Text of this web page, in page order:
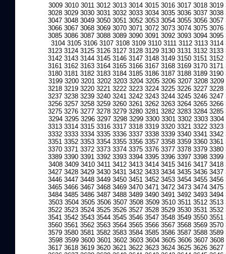
3009 3010 3011 3012 3013 3014 3015 3016 3017 3018 3019
3028 3029 3030 3031 3032 3033 3034 3035 3036 3037 3038
3047 3048 3049 3050 3051 3052 3053 3054 3055 3056 3057
3066 3067 3068 3069 3070 3071 3072 3073 3074 3075 3076
3085 3086 3087 3088 3089 3090 3091 3092 3093 3094 3095
3104 3105 3106 3107 3108 3109 3110 3111 3112 3113 3114
3123 3124 3125 3126 3127 3128 3129 3130 3131 3132 3133
3142 3143 3144 3145 3146 3147 3148 3149 3150 3151 3152
3161 3162 3163 3164 3165 3166 3167 3168 3169 3170 3171
3180 3181 3182 3183 3184 3185 3186 3187 3188 3189 3190
3199 3200 3201 3202 3203 3204 3205 3206 3207 3208 3209
3218 3219 3220 3221 3222 3223 3224 3225 3226 3227 3228
3237 3238 3239 3240 3241 3242 3243 3244 3245 3246 3247
3256 3257 3258 3259 3260 3261 3262 3263 3264 3265 3266
3275 3276 3277 3278 3279 3280 3281 3282 3283 3284 3285
3294 3295 3296 3297 3298 3299 3300 3301 3302 3303 3304
3313 3314 3315 3316 3317 3318 3319 3320 3321 3322 3323
3332 3333 3334 3335 3336 3337 3338 3339 3340 3341 3342
3351 3352 3353 3354 3355 3356 3357 3358 3359 3360 3361
3370 3371 3372 3373 3374 3375 3376 3377 3378 3379 3380
3389 3390 3391 3392 3393 3394 3395 3396 3397 3398 3399
3408 3409 3410 3411 3412 3413 3414 3415 3416 3417 3418
3427 3428 3429 3430 3431 3432 3433 3434 3435 3436 3437
3446 3447 3448 3449 3450 3451 3452 3453 3454 3455 3456
3465 3466 3467 3468 3469 3470 3471 3472 3473 3474 3475
3484 3485 3486 3487 3488 3489 3490 3491 3492 3493 3494
3503 3504 3505 3506 3507 3508 3509 3510 3511 3512 3513
3522 3523 3524 3525 3526 3527 3528 3529 3530 3531 3532
3541 3542 3543 3544 3545 3546 3547 3548 3549 3550 3551
3560 3561 3562 3563 3564 3565 3566 3567 3568 3569 3570
3579 3580 3581 3582 3583 3584 3585 3586 3587 3588 3589
3598 3599 3600 3601 3602 3603 3604 3605 3606 3607 3608
3617 3618 3619 3620 3621 3622 3623 3624 3625 3626 3627